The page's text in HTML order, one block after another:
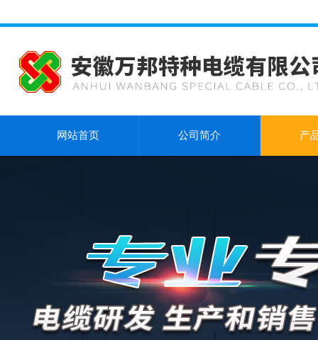
网站首页 公司简介 产